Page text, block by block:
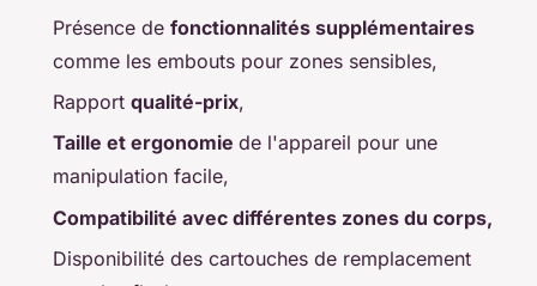
Présence de fonctionnalités supplémentaires
comme les embouts pour zones sensibles,
Rapport qualité-prix,
Taille et ergonomie de l'appareil pour une
manipulation facile,
Compatibilité avec différentes zones du corps,
Disponibilité des cartouches de remplacement